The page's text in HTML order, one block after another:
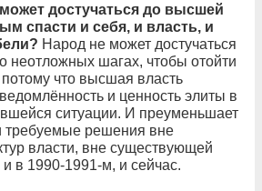
достучаться до высшей
спасти и себя, и власть, и
Народ не может достучаться
неотложных шагах, чтобы отойти
что высшая власть
и ценность элиты в
ситуации. И преуменьшает
требуемые решения вне
власти, вне существующей
в 1990-1991-м, и сейчас.